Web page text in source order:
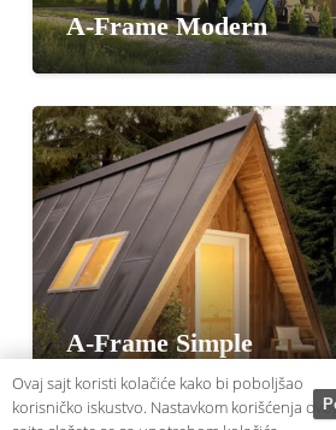
A-Frame Modern
A-Frame Simple
Ovaj sajt koristi kolačiće kako bi poboljšao
korisničko iskustvo. Nastavkom korišćenja